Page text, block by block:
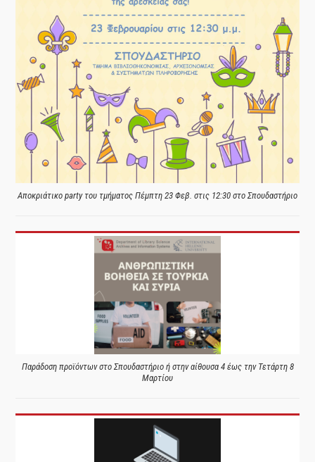
Αποκριάτικο party του τμήματος Πέμπτη 23 Φεβ. στις 12:30 στο Σπουδαστήριο
Παράδοση προϊόντων στο Σπουδαστήριο ή στην αίθουσα 4 έως την Τετάρτη 8
Μαρτίου